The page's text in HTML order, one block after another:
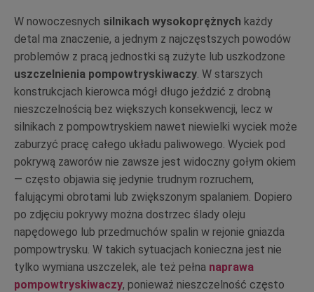
W nowoczesnych silnikach wysokoprężnych każdy
detal ma znaczenie, a jednym z najczęstszych powodów
problemów z pracą jednostki są zużyte lub uszkodzone
uszczelnienia pompowtryskiwaczy. W starszych
konstrukcjach kierowca mógł długo jeździć z drobną
nieszczelnością bez większych konsekwencji, lecz w
silnikach z pompowtryskiem nawet niewielki wyciek może
zaburzyć pracę całego układu paliwowego. Wyciek pod
pokrywą zaworów nie zawsze jest widoczny gołym okiem
— często objawia się jedynie trudnym rozruchem,
falującymi obrotami lub zwiększonym spalaniem. Dopiero
po zdjęciu pokrywy można dostrzec ślady oleju
napędowego lub przedmuchów spalin w rejonie gniazda
pompowtrysku. W takich sytuacjach konieczna jest nie
tylko wymiana uszczelek, ale też pełna naprawa
pompowtryskiwaczy, ponieważ nieszczelność często